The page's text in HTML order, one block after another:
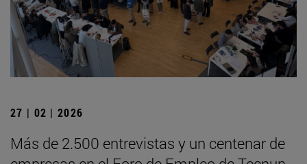
27 | 02 | 2026
Más de 2.500 entrevistas y un centenar de